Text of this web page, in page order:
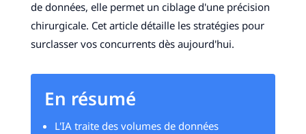
de données, elle permet un ciblage d'une précision
chirurgicale. Cet article détaille les stratégies pour
surclasser vos concurrents dès aujourd'hui.
En résumé
L'IA traite des volumes de données